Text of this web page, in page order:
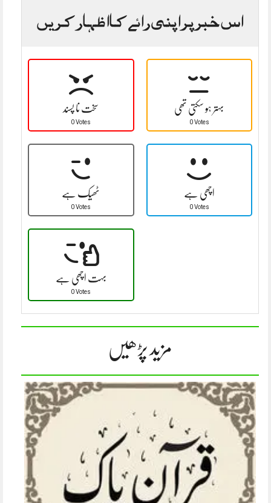
اس خبر پر اپنی رائے کا اظہار کریں
سخت نا پسند
0 Votes
بہتر ہو سکتی تھی
0 Votes
ٹھیک ہے
0 Votes
اچھی ہے
0 Votes
بہت اچھی ہے
0 Votes
مزید پڑھیں